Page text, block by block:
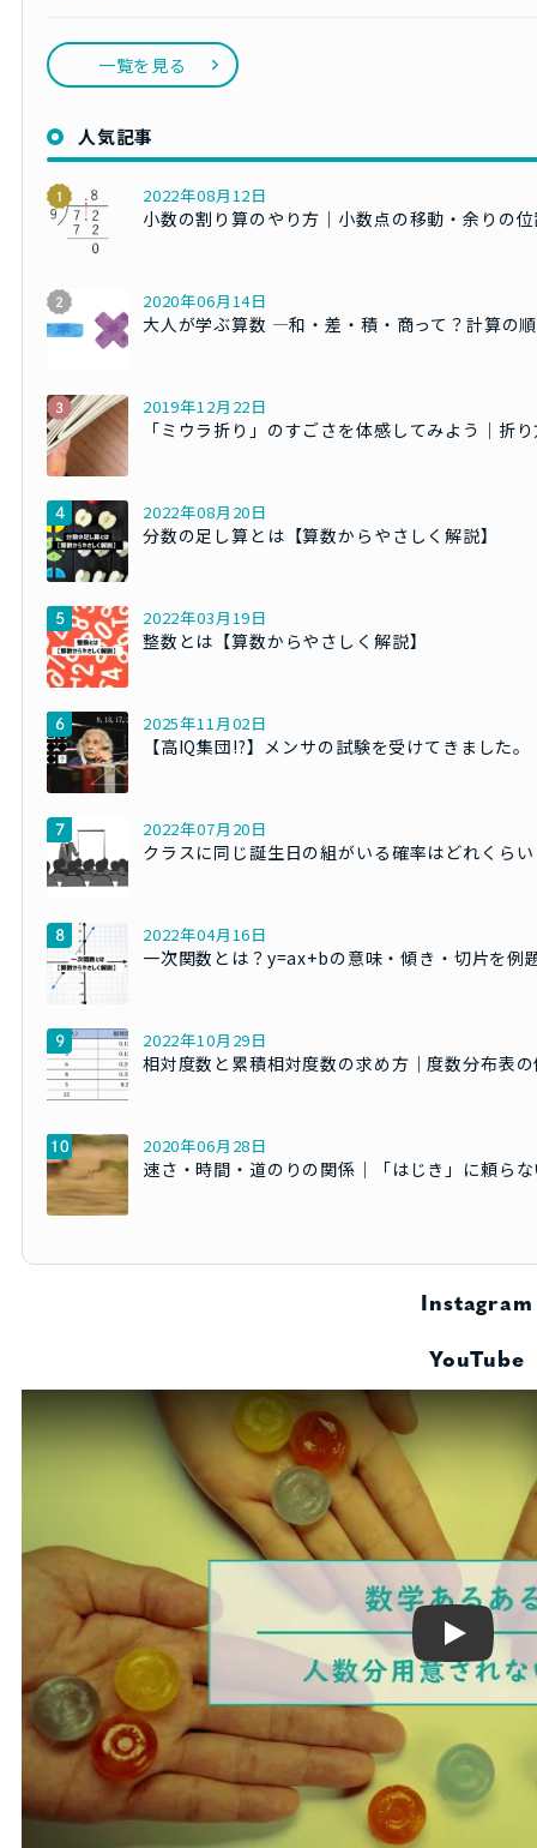
一覧を見る
人気記事
2022年08月12日
小数の割り算のやり方｜小数点の移動・余りの
2020年06月14日
大人が学ぶ算数 ―和・差・積・商って？計算の
2019年12月22日
「ミウラ折り」のすごさを体感してみよう｜折
2022年08月20日
分数の足し算とは【算数からやさしく解説】
2022年03月19日
整数とは【算数からやさしく解説】
2025年11月02日
【高IQ集団!?】メンサの試験を受けてきました。
2022年07月20日
クラスに同じ誕生日の組がいる確率はどれくら
2022年04月16日
一次関数とは？y=ax+bの意味・傾き・切片を例
2022年10月29日
相対度数と累積相対度数の求め方｜度数分布表
2020年06月28日
速さ・時間・道のりの関係｜「はじき」に頼ら
Instagram
YouTube
Play